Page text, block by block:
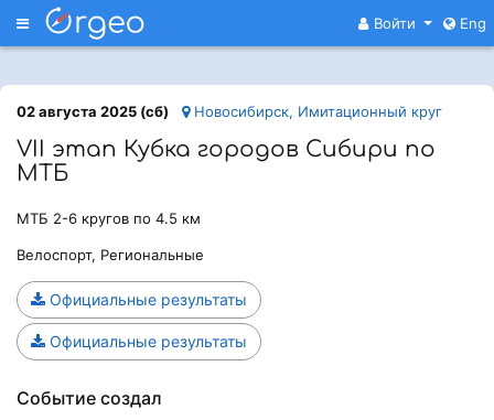
Меню Войти Eng
02 августа 2025 (сб) Новосибирск, Имитационный круг
VII этап Кубка городов Сибири по
МТБ
МТБ 2-6 кругов по 4.5 км
Велоспорт, Региональные
Официальные результаты
Официальные результаты
Событие создал